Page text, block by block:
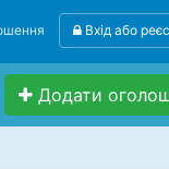
Вхід або
Додати